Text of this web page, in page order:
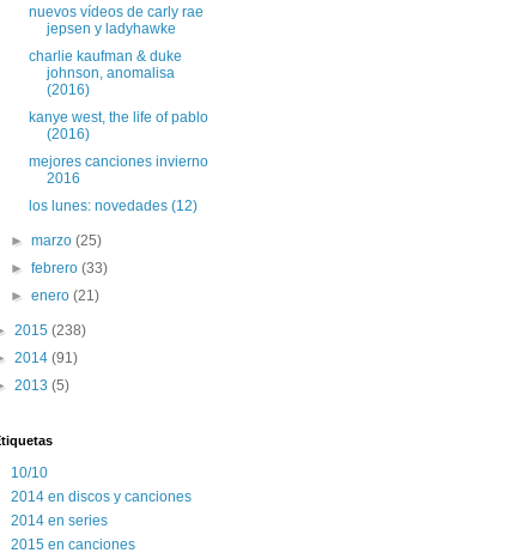
nuevos vídeos de carly rae
jepsen y ladyhawke
charlie kaufman & duke
johnson, anomalisa
(2016)
kanye west, the life of pablo
(2016)
mejores canciones invierno
2016
los lunes: novedades (12)
►marzo(25)
►febrero(33)
►enero(21)
2015 (238)
2014 (91)
2013 (5)
10/10
2014 en discos y canciones
2014 en series
2015 en canciones